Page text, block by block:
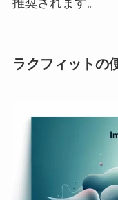
ラクフィットの